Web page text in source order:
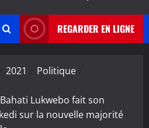
REGARDER EN LIGNE
2021
Politique
Lukwebo fait son
sur la nouvelle majorité